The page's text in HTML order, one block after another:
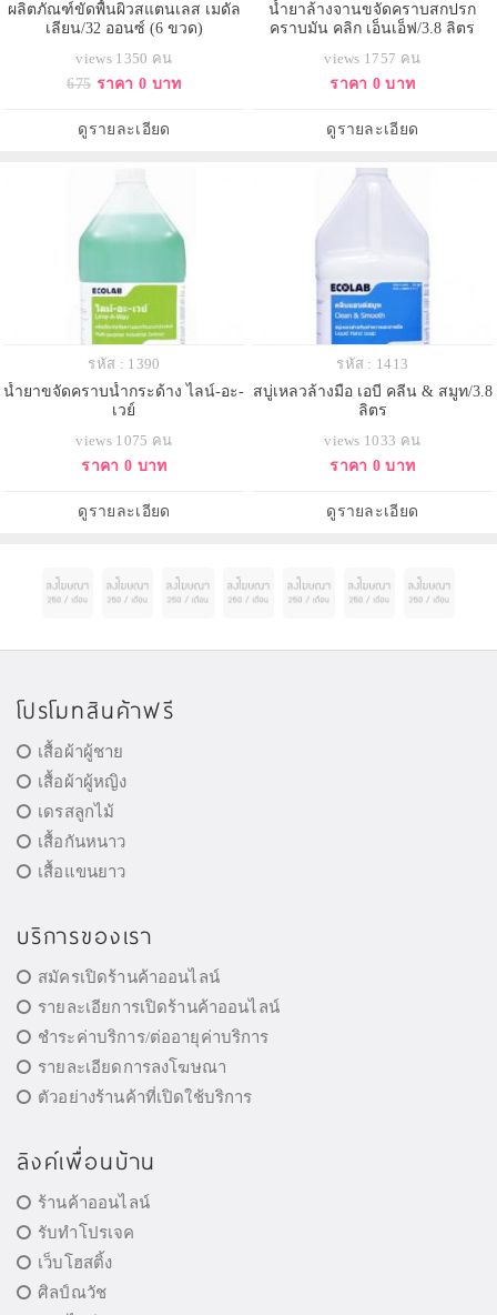
ผลิตภัณฑ์ขัดพื้นผิวสแตนเลส เมดัล
เลียน/32 ออนซ์ (6 ขวด)
views 1350 คน
675 ราคา 0 บาท
ดูรายละเอียด
น้ำยาล้างจานขจัดคราบสกปรก
คราบมัน คลิก เอ็นเอ็ฟ/3.8 ลิตร
views 1757 คน
ราคา 0 บาท
ดูรายละเอียด
รหัส : 1390
น้ำยาขจัดคราบน้ำกระด้าง ไลน์-อะ-
เวย์
views 1075 คน
ราคา 0 บาท
ดูรายละเอียด
รหัส : 1413
สบู่เหลวล้างมือ เอบี คลีน & สมูท/3.8
ลิตร
views 1033 คน
ราคา 0 บาท
ดูรายละเอียด
โปรโมทสินค้าฟรี
เสื้อผ้าผู้ชาย
เสื้อผ้าผู้หญิง
เดรสลูกไม้
เสื้อกันหนาว
เสื้อแขนยาว
บริการของเรา
สมัครเปิดร้านค้าออนไลน์
รายละเอียการเปิดร้านค้าออนไลน์
ชำระค่าบริการ/ต่ออายุค่าบริการ
รายละเอียดการลงโฆษณา
ตัวอย่างร้านค้าที่เปิดใช้บริการ
ลิงค์เพื่อนบ้าน
ร้านค้าออนไลน์
รับทำโปรเจค
เว็บโฮสติ้ง
ศิลป์ณวัช